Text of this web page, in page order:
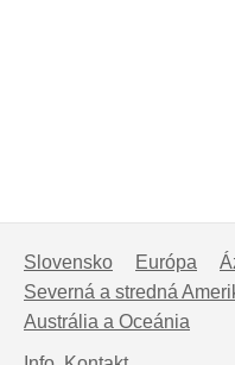
Slovensko Európa
Severná a stredná
Austrália a Oceánia